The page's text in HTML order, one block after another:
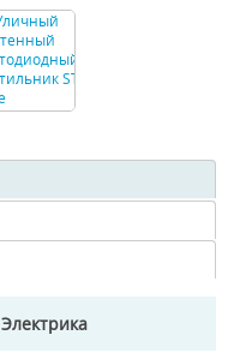
Электрика